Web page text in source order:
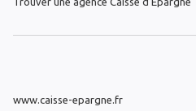
www.caisse-epargne.fr